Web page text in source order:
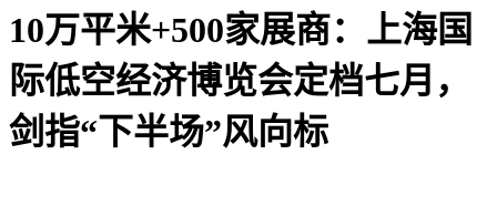
10万平米+500家展商：上海国
际低空经济博览会定档七月，
剑指“下半场”风向标